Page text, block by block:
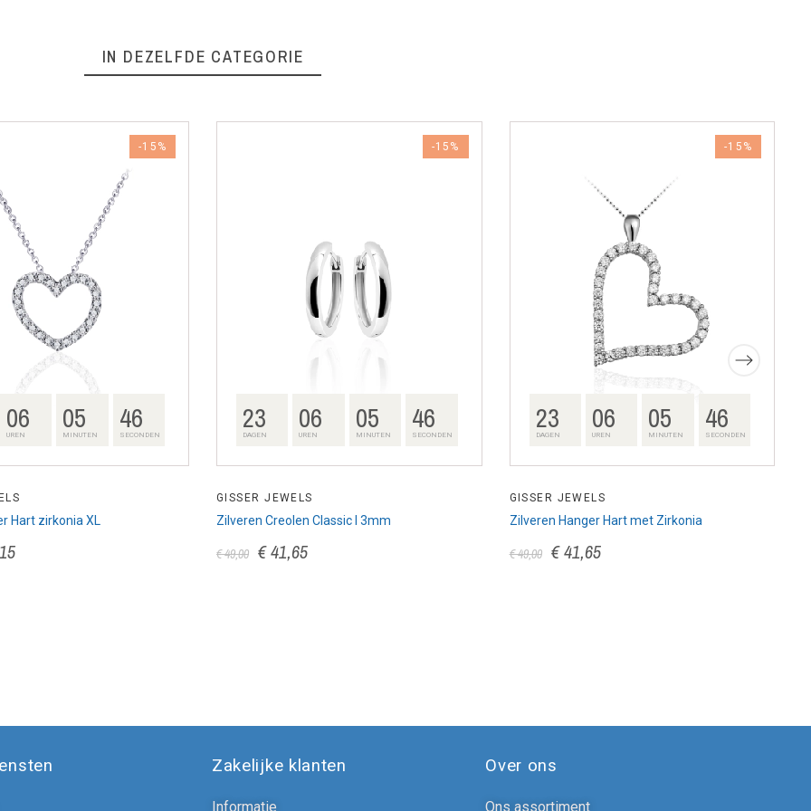
IN DEZELFDE CATEGORIE
06
UREN 05
MINUTEN 45
SECONDEN
Hart zirkonia XL
-15%
23
DAGEN 06
UREN 05
MINUTEN 45
SECONDEN
GISSER JEWELS
Zilveren Creolen Classic l 3mm
€ 49,00 € 41,65
-15%
23
DAGEN 06
UREN 05
MINUTEN 45
SECONDEN
GISSER JEWELS
Zilveren Hanger Hart met Zirkonia
€ 49,00 € 41,65
-15%
Zakelijke klanten
Informatie
Over ons
Ons assortiment